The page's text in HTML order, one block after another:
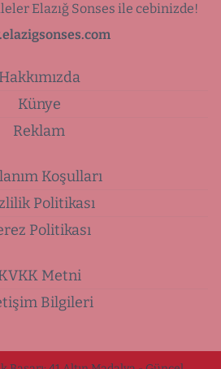
Elazığ Sonses ile cebinizde!
Hakkımızda
Künye
Reklam
Koşulları
Politikası
Politikası
Metni
Bilgileri